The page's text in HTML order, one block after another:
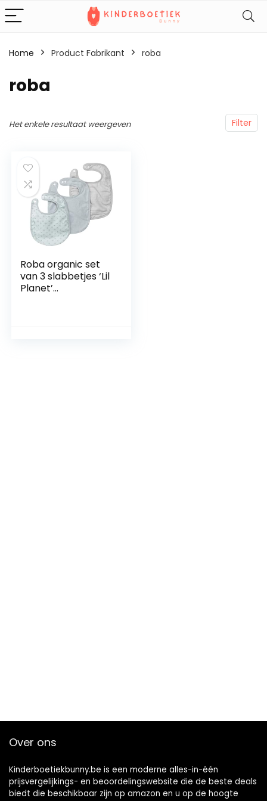
Home Product Fabrikant ‎roba
‎roba
Filter
Het enkele resultaat weergeven
Roba organic set
van 3 slabbetjes ‘Lil
Planet’
Over ons
Kinderboetiekbunny.be is een moderne alles-in-één
prijsvergelijkings- en beoordelingswebsite die de beste deals
biedt die beschikbaar zijn op amazon en u op de hoogte